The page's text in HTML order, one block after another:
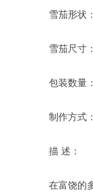
雪茄形状
雪茄尺寸
包装数量
制作方式
描 述：
在富饶的